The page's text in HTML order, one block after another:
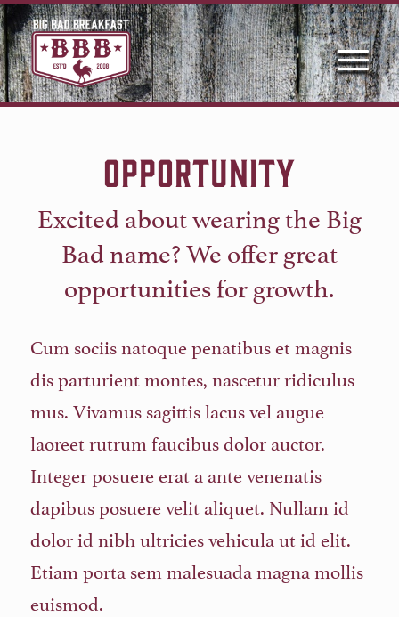
OPPORTUNITY
Excited about wearing the Big
Bad name? We offer great
opportunities for growth.
Cum sociis natoque penatibus et magnis
dis parturient montes, nascetur ridiculus
mus. Vivamus sagittis lacus vel augue
laoreet rutrum faucibus dolor auctor.
Integer posuere erat a ante venenatis
dapibus posuere velit aliquet. Nullam id
dolor id nibh ultricies vehicula ut id elit.
Etiam porta sem malesuada magna mollis
euismod.